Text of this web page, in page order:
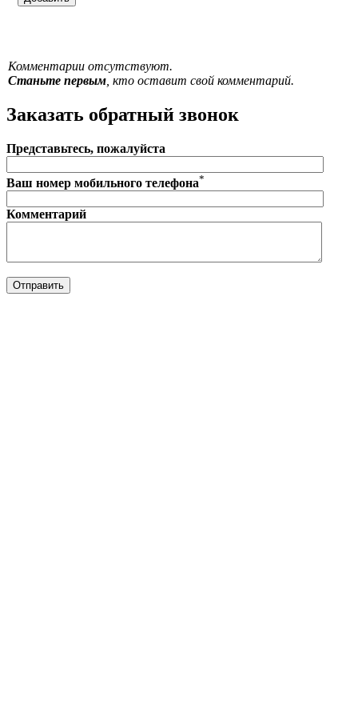
Комментарии отсутствуют.
Станьте первым, кто оставит свой комментарий.
Заказать обратный звонок
Представьтесь, пожалуйста
Ваш номер мобильного телефона*
Комментарий